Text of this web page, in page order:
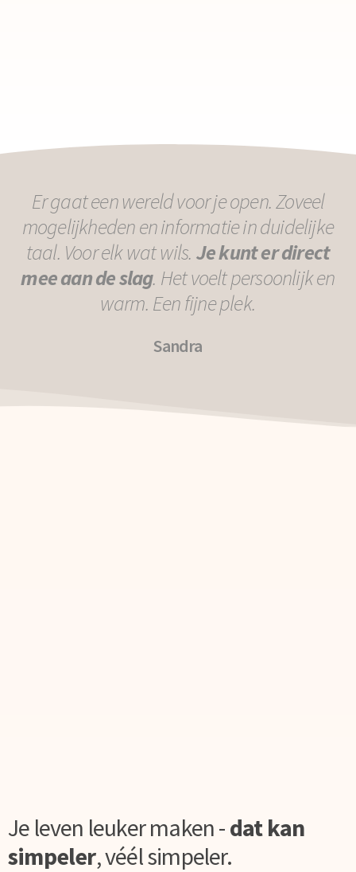
Er gaat een wereld voor je open. Zoveel
mogelijkheden en informatie in duidelijke
taal. Voor elk wat wils. Je kunt er direct
mee aan de slag. Het voelt persoonlijk en
warm. Een fijne plek.
Sandra
Je leven leuker maken -dat kan
simpeler,véél simpeler.